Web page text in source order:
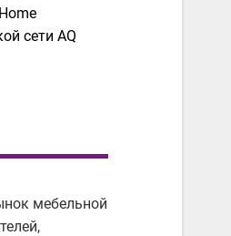
сети AQ
мебельной